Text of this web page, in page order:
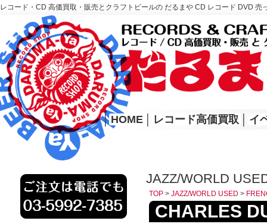
レコード・CD 高価買取・販売とクラフトビールの だるまや CD レコード DVD
レコード高価買取はこちら
HOME
│ HOME レコード高価買取 イ
JAZZ/WORLD
TOP > JAZZ/WORLD USED >
CHARLES